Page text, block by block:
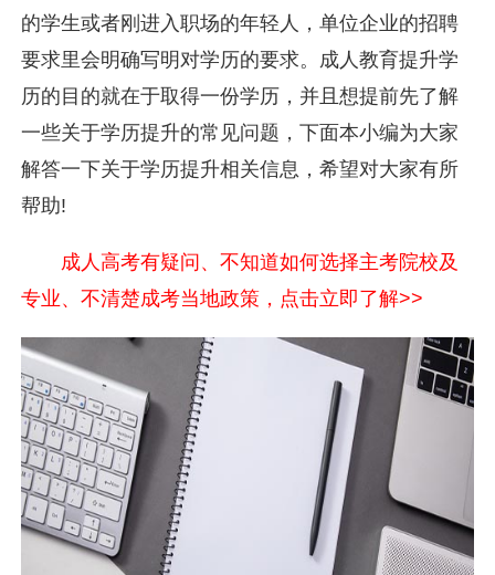
的学生或者刚进入职场的年轻人，单位企业的招聘
要求里会明确写明对学历的要求。成人教育提升学
历的目的就在于取得一份学历，并且想提前先了解
一些关于学历提升的常见问题，下面本小编为大家
解答一下关于学历提升相关信息，希望对大家有所
帮助!
成人高考有疑问、不知道如何选择主考院校及
专业、不清楚成考当地政策，点击立即了解>>